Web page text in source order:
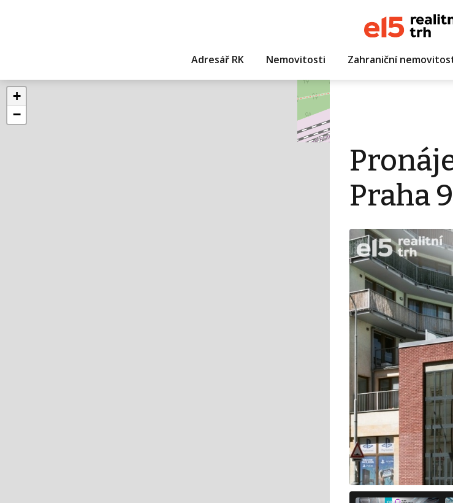
Adresář RK Nemovitosti Zahraniční
+
−
Praha 9